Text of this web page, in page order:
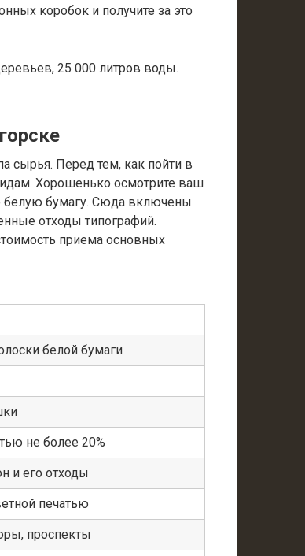
коробок и получите за это
25 000 литров воды.
сырья. Перед тем, как пойти в
Хорошенько осмотрите ваш
бумагу. Сюда включены
отходы типографий.
приема основных
белой бумаги
не более 20%
и его отходы
печатью
проспекты